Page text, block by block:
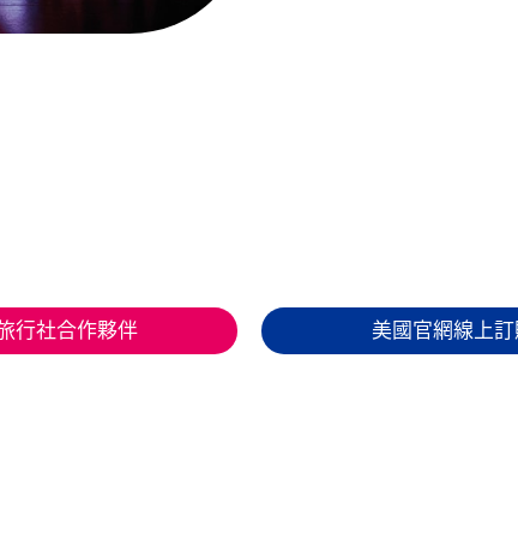
行社合作夥伴 美國官網線上